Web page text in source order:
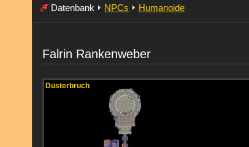
Datenbank NPCs Humanoide
Falrin Rankenweber
Düsterbruch
Düsterbruch
Düsterbruch
Düsterbruch
Düsterbruch
Düsterbruch
Düsterbruch
Düsterbruch
Düsterbruch